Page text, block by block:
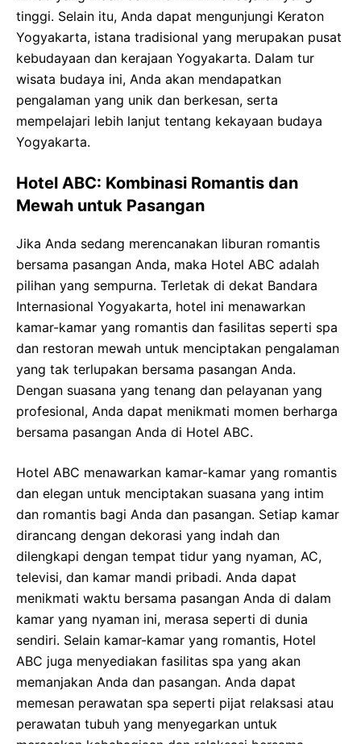
tinggi. Selain itu, Anda dapat mengunjungi Keraton
Yogyakarta, istana tradisional yang merupakan pusat
kebudayaan dan kerajaan Yogyakarta. Dalam tur
wisata budaya ini, Anda akan mendapatkan
pengalaman yang unik dan berkesan, serta
mempelajari lebih lanjut tentang kekayaan budaya
Yogyakarta.
Hotel ABC: Kombinasi Romantis dan
Mewah untuk Pasangan
Jika Anda sedang merencanakan liburan romantis
bersama pasangan Anda, maka Hotel ABC adalah
pilihan yang sempurna. Terletak di dekat Bandara
Internasional Yogyakarta, hotel ini menawarkan
kamar-kamar yang romantis dan fasilitas seperti spa
dan restoran mewah untuk menciptakan pengalaman
yang tak terlupakan bersama pasangan Anda.
Dengan suasana yang tenang dan pelayanan yang
profesional, Anda dapat menikmati momen berharga
bersama pasangan Anda di Hotel ABC.
Hotel ABC menawarkan kamar-kamar yang romantis
dan elegan untuk menciptakan suasana yang intim
dan romantis bagi Anda dan pasangan. Setiap kamar
dirancang dengan dekorasi yang indah dan
dilengkapi dengan tempat tidur yang nyaman, AC,
televisi, dan kamar mandi pribadi. Anda dapat
menikmati waktu bersama pasangan Anda di dalam
kamar yang nyaman ini, merasa seperti di dunia
sendiri. Selain kamar-kamar yang romantis, Hotel
ABC juga menyediakan fasilitas spa yang akan
memanjakan Anda dan pasangan. Anda dapat
memesan perawatan spa seperti pijat relaksasi atau
perawatan tubuh yang menyegarkan untuk